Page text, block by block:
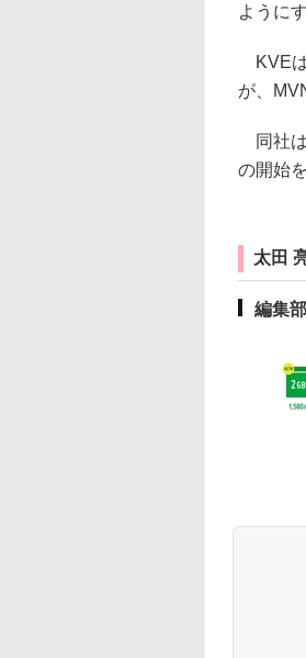
ように
KVEは
が、
同社は
の開始
太田
編集